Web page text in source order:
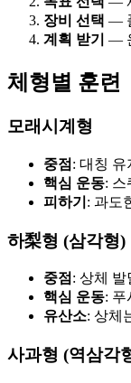
장비 선택 —
계획 받기 —
체형별 훈련
모래시계형
중점 : 대칭 유
핵심 운동: 스
피하기 : 과도
하梨형 (삼각형)
중점 : 상체 발
핵심 운동: 푸
유산소: 상체
사과형 (역삼각